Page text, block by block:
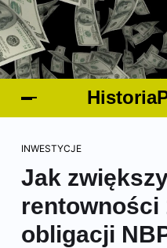
INWESTYCJE
Jak
rentowności
obligacji